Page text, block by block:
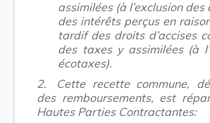
assimilées (à l’exclusion des
des intérêts perçus en
tardif des droits d’accises
des taxes y assimilées (à
écotaxes).
2.
Cette recette commune,
des remboursements, est
Hautes Parties Contractantes: